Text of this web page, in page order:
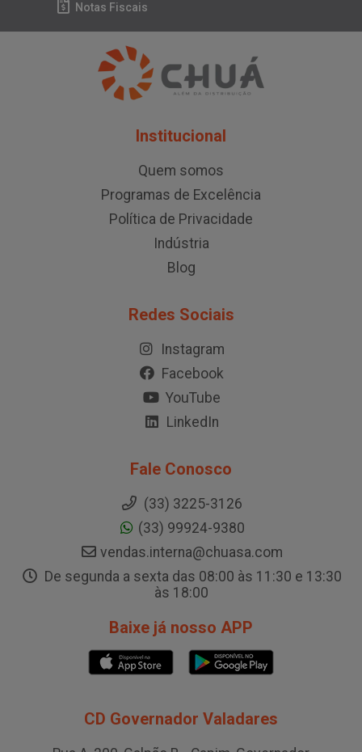
Notas Fiscais
Institucional
Quem somos
Programas de Excelência
Política de Privacidade
Indústria
Blog
Redes Sociais
Instagram
Facebook
YouTube
LinkedIn
Fale Conosco
(33) 3225-3126
(33) 99924-9380
vendas.interna@chuasa.com
De segunda a sexta das 08:00 às 11:30 e 13:30
às 18:00
Baixe já nosso APP
CD Governador Valadares